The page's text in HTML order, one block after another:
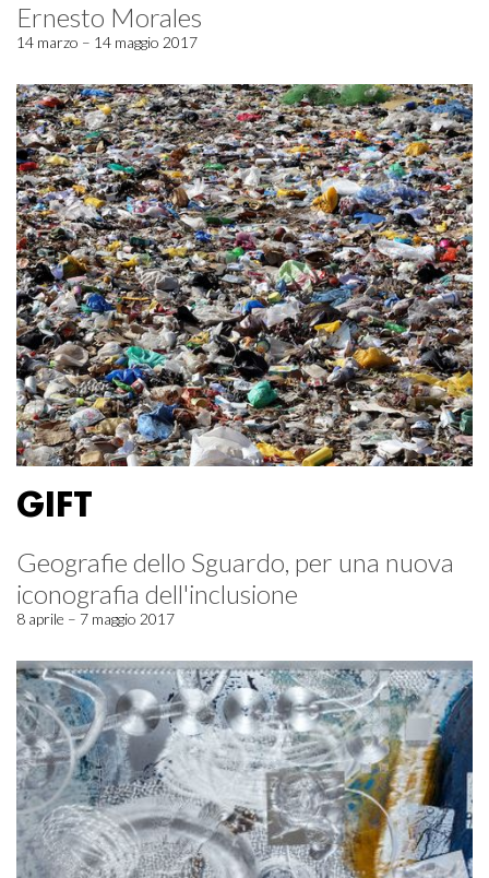
Ernesto Morales
14 marzo – 14 maggio 2017
GIFT
Geografie dello Sguardo, per una nuova
iconografia dell'inclusione
8 aprile – 7 maggio 2017